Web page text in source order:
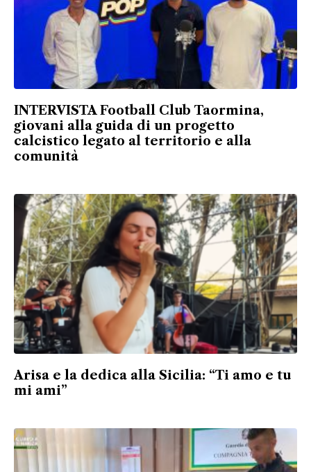
INTERVISTA Football Club Taormina,
giovani alla guida di un progetto
calcistico legato al territorio e alla
comunità
Arisa e la dedica alla Sicilia: “Ti amo e tu
mi ami”